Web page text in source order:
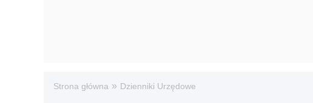
Strona główna » Dzienniki Urzędowe